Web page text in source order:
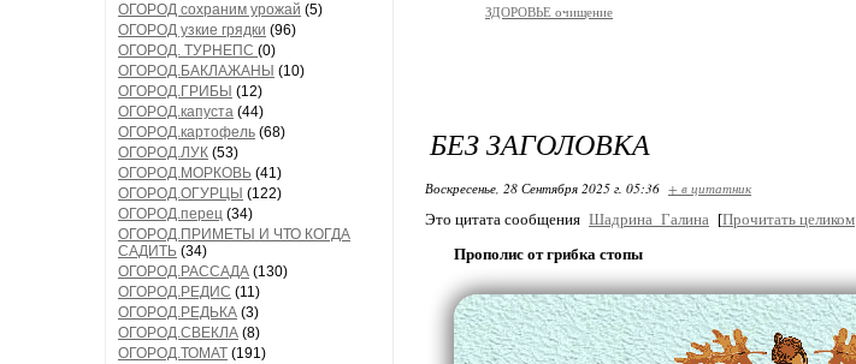
ОГОРОД сохраним урожай (5)
ОГОРОД узкие грядки (96)
ОГОРОД. ТУРНЕПС (0)
ОГОРОД.БАКЛАЖАНЫ (10)
ОГОРОД.ГРИБЫ (12)
ОГОРОД.капуста (44)
ОГОРОД.картофель (68)
ОГОРОД.ЛУК (53)
ОГОРОД.МОРКОВЬ (41)
ОГОРОД.ОГУРЦЫ (122)
ОГОРОД.перец (34)
ОГОРОД.ПРИМЕТЫ И ЧТО КОГДА
САДИТЬ (34)
ОГОРОД.РАССАДА (130)
ОГОРОД.РЕДИС (11)
ОГОРОД.РЕДЬКА (3)
ОГОРОД.СВЕКЛА (8)
ОГОРОД.ТОМАТ (191)
ЗДОРОВЬЕ очищение
БЕЗ ЗАГОЛОВКА
Воскресенье, 28 Сентября 2025 г. 05:36 + в цитатник
Это цитата сообщения Шадрина_Галина [Прочитать целиком
Прополис от грибка стопы